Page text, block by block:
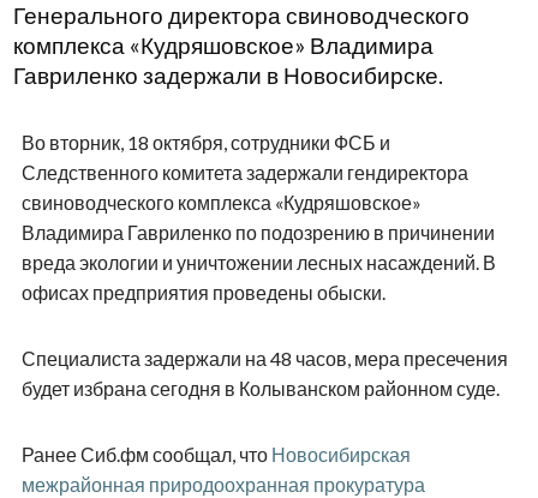
Генерального директора свиноводческого
комплекса «Кудряшовское» Владимира
Гавриленко задержали в Новосибирске.
Во вторник, 18 октября, сотрудники ФСБ и
Следственного комитета задержали гендиректора
свиноводческого комплекса «Кудряшовское»
Владимира Гавриленко по подозрению в причинении
вреда экологии и уничтожении лесных насаждений. В
офисах предприятия проведены обыски.
Специалиста задержали на 48 часов, мера пресечения
будет избрана сегодня в Колыванском районном суде.
Ранее Сиб.фм сообщал, что Новосибирская
межрайонная природоохранная прокуратура